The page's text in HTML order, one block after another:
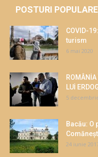
POSTURI POPULARE
COVID-
turism
6 mai 2020
ROMÂNİA
LUİ
5
Bacău: O
24 iunie